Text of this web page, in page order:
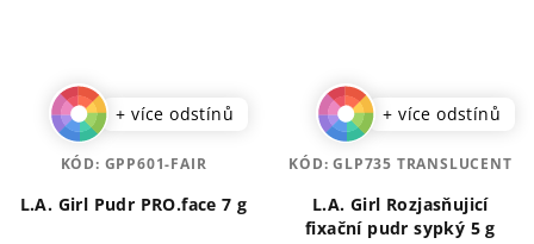
+ více odstínů
L.A. Girl Pudr PRO.face 7 g
KÓD: GPP601-FAIR
+ více odstínů
L.A. Girl Rozjasňujicí
fixační pudr sypký 5 g
KÓD:GLP735 TRANSLUCENT